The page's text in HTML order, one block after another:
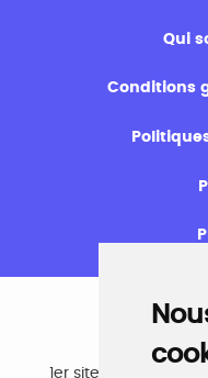
Qui
Conditions
1er site emploi du